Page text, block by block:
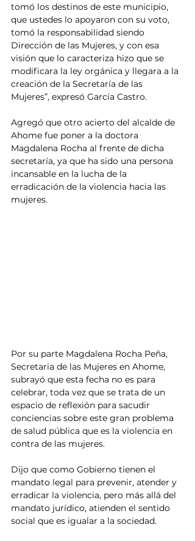
tomó los destinos de este municipio,
que ustedes lo apoyaron con su voto,
tomó la responsabilidad siendo
Dirección de las Mujeres, y con esa
visión que lo caracteriza hizo que se
modificara la ley orgánica y llegara a la
creación de la Secretaría de las
Mujeres”, expresó García Castro.
Agregó que otro acierto del alcalde de
Ahome fue poner a la doctora
Magdalena Rocha al frente de dicha
secretaría, ya que ha sido una persona
incansable en la lucha de la
erradicación de la violencia hacia las
mujeres.
Por su parte Magdalena Rocha Peña,
Secretaria de las Mujeres en Ahome,
subrayó que esta fecha no es para
celebrar, toda vez que se trata de un
espacio de reflexión para sacudir
conciencias sobre este gran problema
de salud pública que es la violencia en
contra de las mujeres.
Dijo que como Gobierno tienen el
mandato legal para prevenir, atender y
erradicar la violencia, pero más allá del
mandato jurídico, atienden el sentido
social que es igualar a la sociedad.